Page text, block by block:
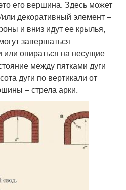
его вершина. Здесь может
декоративный элемент –
и вниз идут ее крылья,
завершаться
опираться на несущие
между пятками дуги
дуги по вертикали от
– стрела арки.